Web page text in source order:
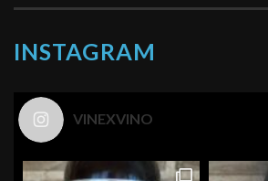
INSTAGRAM
VINEXVINO